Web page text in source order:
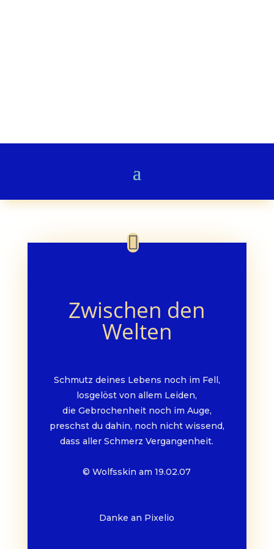
Zwischen den
Welten
Schmutz deines Lebens noch im Fell,
losgelöst von allem Leiden,
die Gebrochenheit noch im Auge,
preschst du dahin, noch nicht wissend,
dass aller Schmerz Vergangenheit.
© Wolfsskin am 19.02.07
Danke an Pixelio